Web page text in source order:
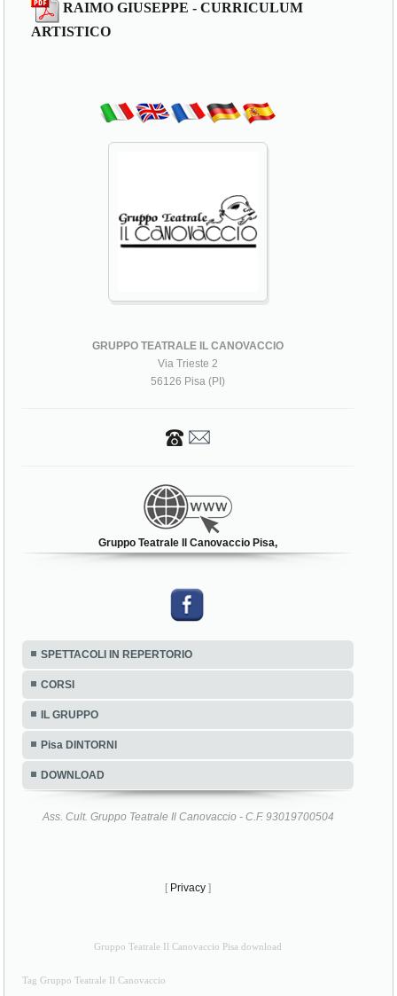
RAIMO GIUSEPPE - CURRICULUM
ARTISTICO
GRUPPO TEATRALE IL CANOVACCIO
Via Trieste 2
56126 Pisa (PI)
Gruppo Teatrale Il Canovaccio Pisa,
SPETTACOLI IN REPERTORIO
CORSI
IL GRUPPO
Pisa DINTORNI
DOWNLOAD
Ass. Cult. Gruppo Teatrale Il Canovaccio - C.F. 93019700504
[ Privacy ]
Gruppo Teatrale Il Canovaccio Pisa download
Tag Gruppo Teatrale Il Canovaccio